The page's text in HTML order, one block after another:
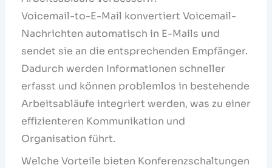
Voicemail-to-E-Mail konvertiert Voicemail-
Nachrichten automatisch in E-Mails und
sendet sie an die entsprechenden Empfänger.
Dadurch werden Informationen schneller
erfasst und können problemlos in bestehende
Arbeitsabläufe integriert werden, was zu einer
effizienteren Kommunikation und
Organisation führt.
Welche Vorteile bieten Konferenzschaltungen